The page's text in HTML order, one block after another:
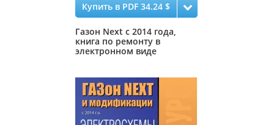
Купить в PDF 34.24 $
Газон Next с 2014 года,
книга по ремонту в
электронном виде